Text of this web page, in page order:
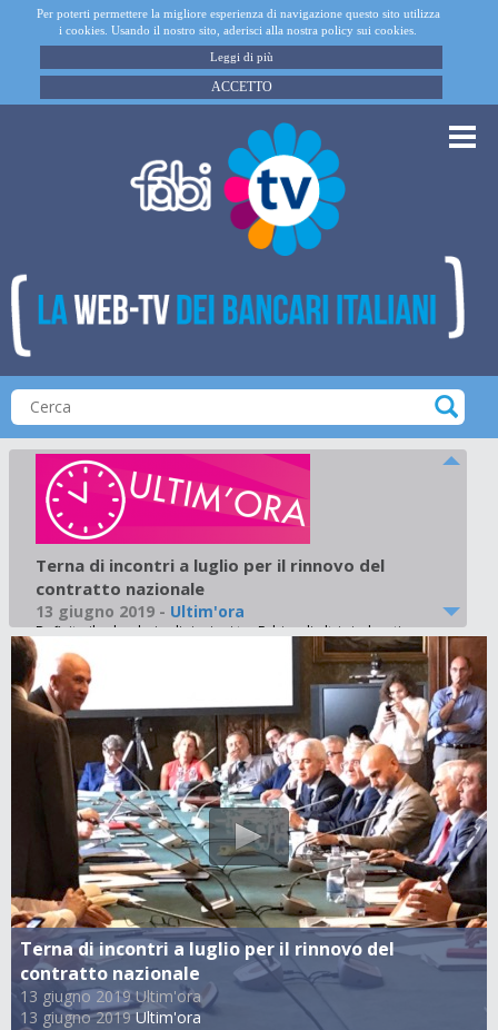
Per poterti permettere la migliore esperienza di navigazione questo sito utilizza
i cookies. Usando il nostro sito, aderisci alla nostra policy sui cookies.
Leggi di più
ACCETTO
Terna di incontri a luglio per il rinnovo del
contratto nazionale
13 giugno 2019 Ultim'ora
13 giugno 2019 Ultim'ora
Terna di incontri a luglio per il rinnovo del
contratto nazionale
13 giugno 2019 - Ultim'ora
Definito il calendario di riunioni tra Fabi e gli altri sindacati
con Abi per rinnovare il Ccnl. Sileoni: “Importante la
presenza di Patuelli”.